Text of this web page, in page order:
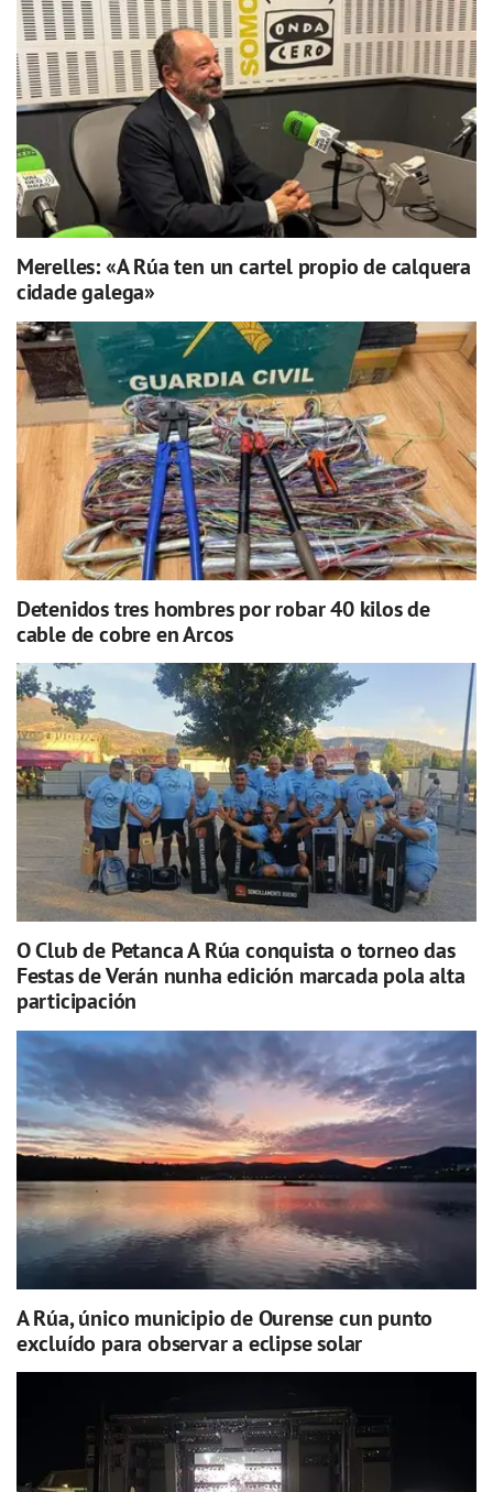
Merelles: «A Rúa ten un cartel propio de calquera
cidade galega»
Detenidos tres hombres por robar 40 kilos de
cable de cobre en Arcos
O Club de Petanca A Rúa conquista o torneo das
Festas de Verán nunha edición marcada pola alta
participación
A Rúa, único municipio de Ourense cun punto
excluído para observar a eclipse solar